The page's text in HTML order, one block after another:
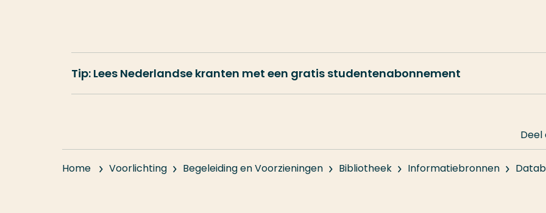
Tip: Lees Nederlandse kranten met een gratis studentenabonnement
Home Voorlichting Begeleiding en Voorzieningen Bibliotheek Informatiebronnen